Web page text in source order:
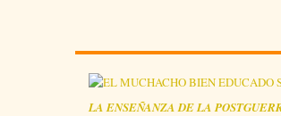
LAENSEÑANZADE LA